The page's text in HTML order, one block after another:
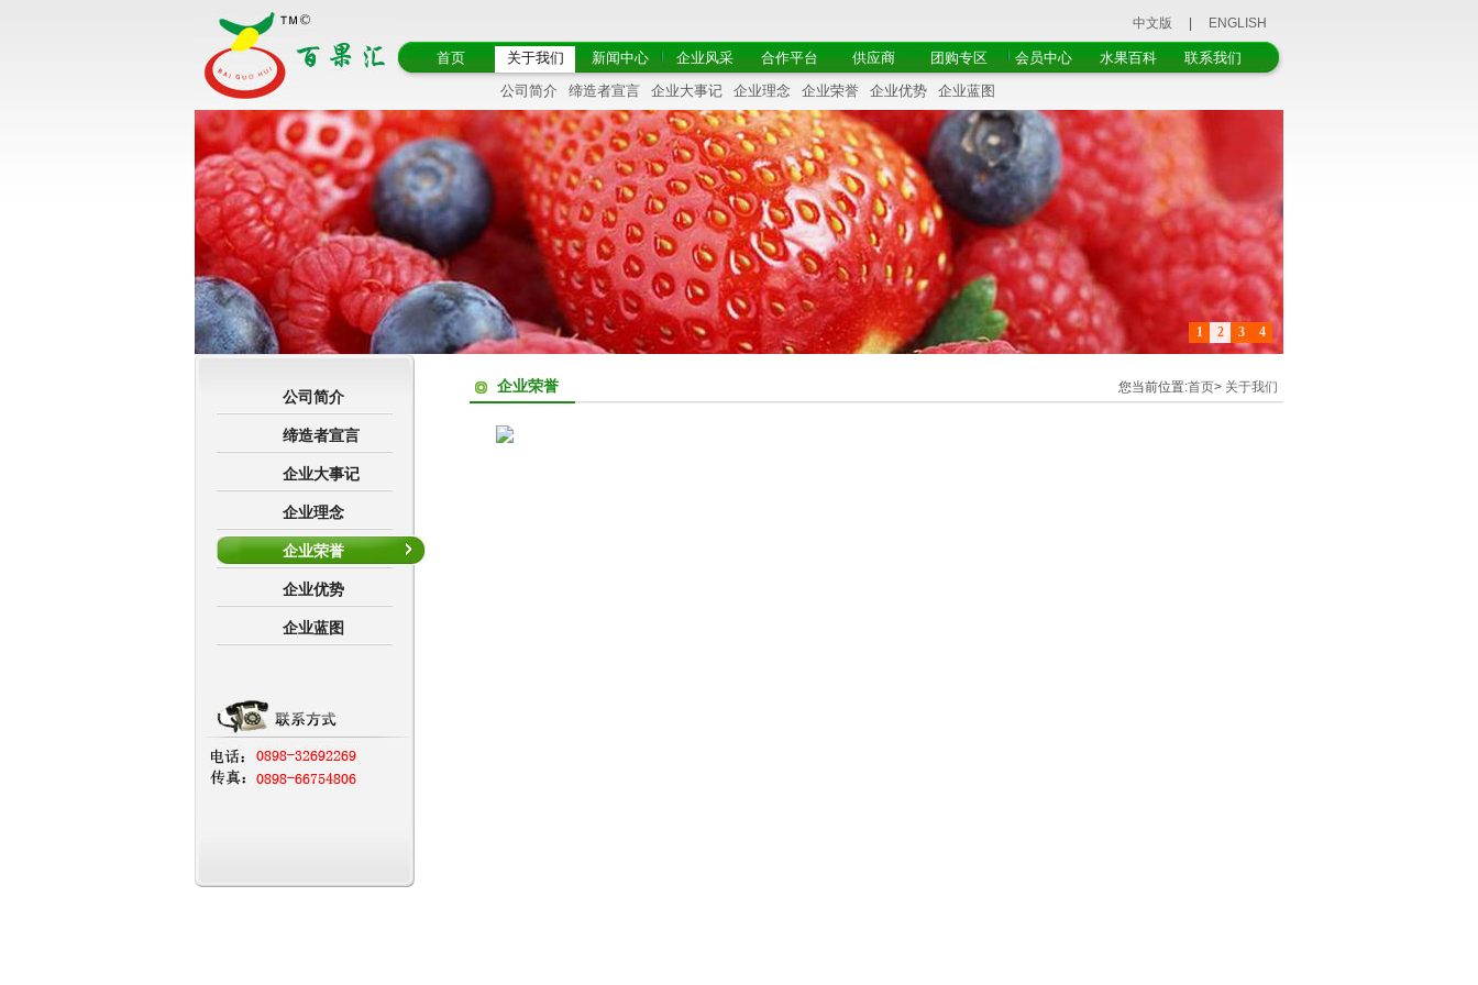
中文版 ENGLISH
首页
关于我们
公司简介
缔造者宣言 企业大事记 企业理念 企业荣誉 企业优势 企业蓝图
新闻中心 企业风采 合作平台 供应商 团购专区 会员中心 水果百科 联系我们
4
3
2
1
您当前位置:首页> 关于我们
企业荣誉
公司简介
缔造者宣言
企业大事记
企业理念
企业荣誉
企业优势
企业蓝图